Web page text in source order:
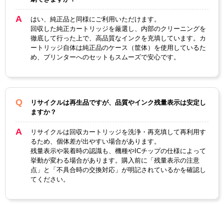
カラー
顔料・染料 顔料
ICチップ あり
製品タイプ リサイクルインク
はい、純正品と同様にご利用いただけます。
回収した純正カートリッジを厳選し、内部のクリーニングを
徹底して行った上で、高品質なインクを充填しています。カ
ートリッジ自体は純正品のケース（筐体）を使用しているた
め、プリンターへのセットもスムーズで安心です。
リサイクルは再生品ですが、品質やインク残量表示は安定し
ますか？
リサイクルは回収カートリッジを洗浄・再充填して再利用す
るため、個体差が出やすい場合があります。
残量表示や装着時の認識も、機種やICチップの仕様によって
挙動が変わる場合があります。購入前に「残量表示の注意
点」と「不具合時の交換対応」が明記されているかを確認し
てください。